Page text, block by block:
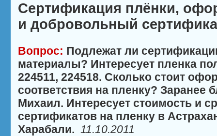
Сертификация плёнки,
и добровольный
Вопрос: Подлежат ли
материалы? Интересует пленка
224511, 224518. Сколько стоит
соответствия на пленку? Заранее
Михаил. Интересует стоимость и
сертификатов на пленку в
Харабали. 11.10.2011